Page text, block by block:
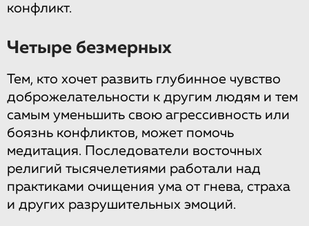
конфликт.
Четыре безмерных
Тем, кто хочет развить глубинное чувство
доброжелательности к другим людям и тем
самым уменьшить свою агрессивность или
боязнь конфликтов, может помочь
медитация. Последователи восточных
религий тысячелетиями работали над
практиками очищения ума от гнева, страха
и других разрушительных эмоций.